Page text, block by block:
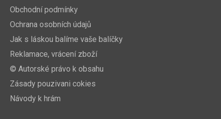
Obchodní podmínky
Ochrana osobních údajů
Jak s láskou balíme vaše balíčky
Reklamace, vrácení zboží
© Autorské právo k obsahu
Zásady pouzivani cokies
Návody k hrám